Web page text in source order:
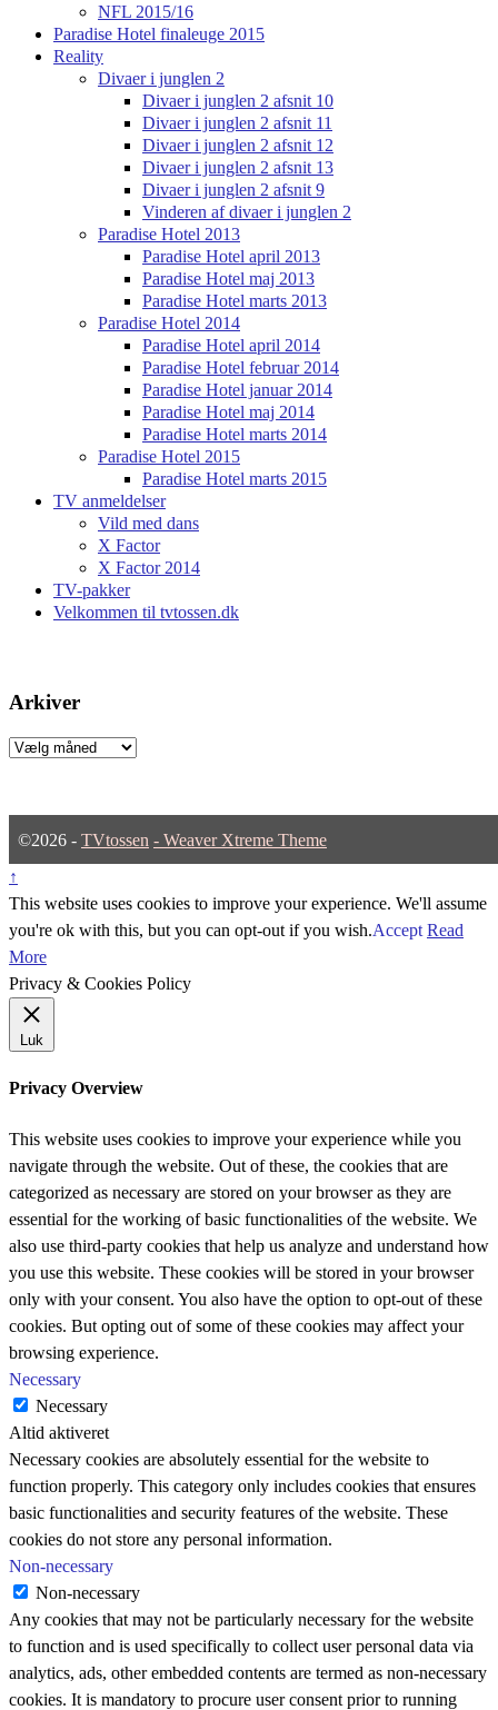
NFL 2015/16
Paradise Hotel finaleuge 2015
Reality
Divaer i junglen 2
Divaer i junglen 2 afsnit 10
Divaer i junglen 2 afsnit 11
Divaer i junglen 2 afsnit 12
Divaer i junglen 2 afsnit 13
Divaer i junglen 2 afsnit 9
Vinderen af divaer i junglen 2
Paradise Hotel 2013
Paradise Hotel april 2013
Paradise Hotel maj 2013
Paradise Hotel marts 2013
Paradise Hotel 2014
Paradise Hotel april 2014
Paradise Hotel februar 2014
Paradise Hotel januar 2014
Paradise Hotel maj 2014
Paradise Hotel marts 2014
Paradise Hotel 2015
Paradise Hotel marts 2015
TV anmeldelser
Vild med dans
X Factor
X Factor 2014
TV-pakker
Velkommen til tvtossen.dk
Arkiver
Arkiver
©2026 - TVtossen - Weaver Xtreme Theme
↑
This website uses cookies to improve your experience. We'll assume
you're ok with this, but you can opt-out if you wish.Accept Read
More
Privacy & Cookies Policy
Luk
Privacy Overview
This website uses cookies to improve your experience while you
navigate through the website. Out of these, the cookies that are
categorized as necessary are stored on your browser as they are
essential for the working of basic functionalities of the website. We
also use third-party cookies that help us analyze and understand how
you use this website. These cookies will be stored in your browser
only with your consent. You also have the option to opt-out of these
cookies. But opting out of some of these cookies may affect your
browsing experience.
Necessary
Necessary
Altid aktiveret
Necessary cookies are absolutely essential for the website to
function properly. This category only includes cookies that ensures
basic functionalities and security features of the website. These
cookies do not store any personal information.
Non-necessary
Non-necessary
Any cookies that may not be particularly necessary for the website
to function and is used specifically to collect user personal data via
analytics, ads, other embedded contents are termed as non-necessary
cookies. It is mandatory to procure user consent prior to running